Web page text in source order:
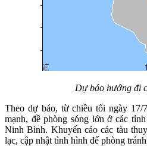
Dự báo hướng đi
Theo dự báo, từ chiều tối ngày
mạnh, đề phòng sóng lớn ở các
Ninh Bình. Khuyến cáo các tàu
lạc, cập nhật tình hình để phòng